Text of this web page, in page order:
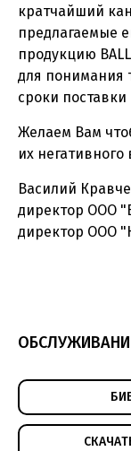
кратчайший
предлагаемые
продукцию
для понимания
сроки
Желаем Вам
их негативного
Василий
директор ООО
директор ООО